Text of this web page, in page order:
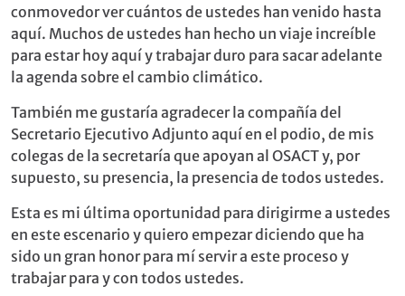
conmovedor ver cuántos de ustedes han venido hasta
aquí. Muchos de ustedes han hecho un viaje increíble
para estar hoy aquí y trabajar duro para sacar adelante
la agenda sobre el cambio climático.
También me gustaría agradecer la compañía del
Secretario Ejecutivo Adjunto aquí en el podio, de mis
colegas de la secretaría que apoyan al OSACT y, por
supuesto, su presencia, la presencia de todos ustedes.
Esta es mi última oportunidad para dirigirme a ustedes
en este escenario y quiero empezar diciendo que ha
sido un gran honor para mí servir a este proceso y
trabajar para y con todos ustedes.